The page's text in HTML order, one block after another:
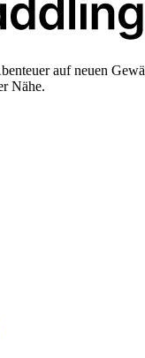
auf neuen
Nähe.